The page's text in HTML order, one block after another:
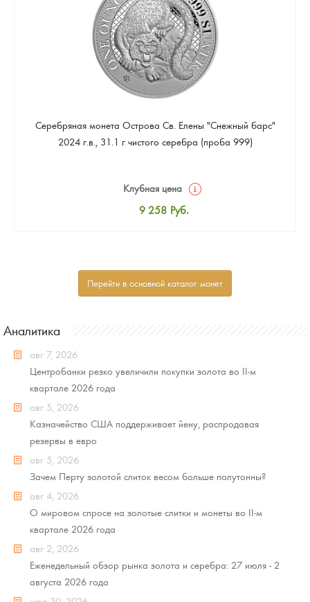
Серебряная монета Острова Св. Елены "Снежный барс"
2024 г.в., 31.1 г чистого серебра (проба 999)
Клубная цена
9 258 Руб.
Звоните
Перейти в основной каталог монет
Аналитика
авг 7, 2026
Центробанки резко увеличили покупки золота во II-м
квартале 2026 года
авг 5, 2026
Казначейство США поддерживает йену, распродавая
резервы в евро
авг 5, 2026
Зачем Перту золотой слиток весом больше полутонны?
авг 4, 2026
О мировом спросе на золотые слитки и монеты во II-м
квартале 2026 года
авг 2, 2026
Еженедельный обзор рынка золота и серебра: 27 июля - 2
августа 2026 года